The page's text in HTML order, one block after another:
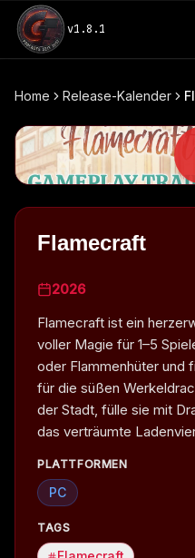
v1.8.1
Home Release-Kalender
Flamecraft
2026
Flamecraft ist ein
voller Magie für 1–5
oder Flammenhüter und
für die süßen
der Stadt, fülle sie mit
das verträumte
PLATTFORMEN
PC
TAGS